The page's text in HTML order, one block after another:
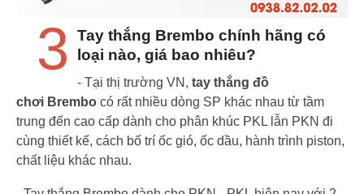
3
Tay thắng Brembo chính hãng có
loại nào, giá bao nhiêu?
- Tại thị trường VN, tay thắng đồ
chơi Brembo có rất nhiều dòng SP khác nhau từ tầm
trung đến cao cấp dành cho phân khúc PKL lẫn PKN đi
cùng thiết kế, cách bố trí ốc gió, ốc dầu, hành trình piston,
chất liệu khác nhau.